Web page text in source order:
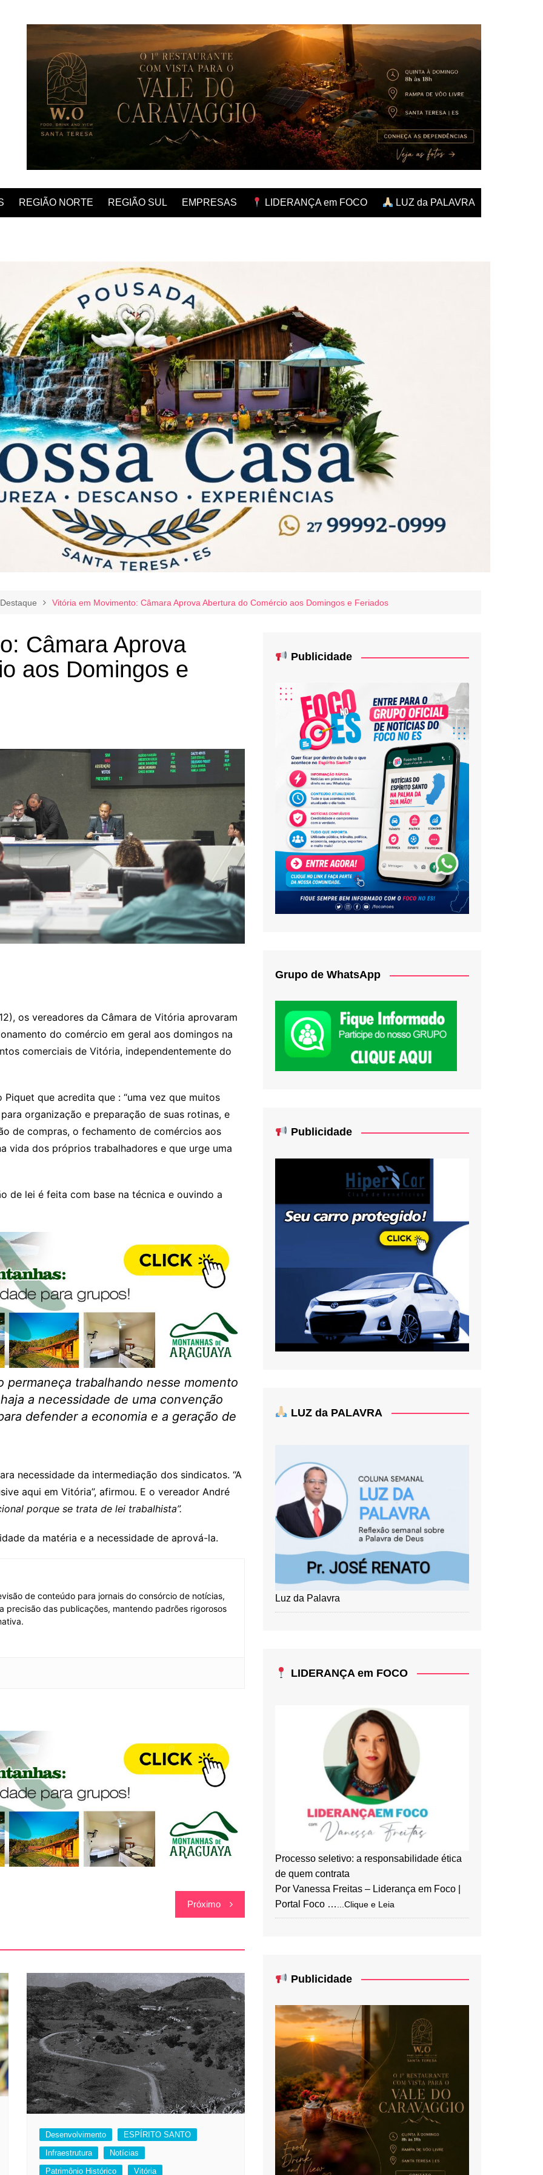
REGIÃO NORTE REGIÃO SUL EMPRESAS LIDERANÇA em FOCO LUZ da PALAVRA
Destaque Vitória em Movimento: Câmara Aprova Abertura do Comércio aos Domingos e Feriados
Câmara Aprova
aos Domingos e
os vereadores da Câmara de Vitória aprovaram
do comércio em geral aos domingos na
comerciais de Vitória, independentemente do
que acredita que : “uma vez que muitos
organização e preparação de suas rotinas, e
de compras, o fechamento de comércios aos
vida dos próprios trabalhadores e que urge uma
de lei é feita com base na técnica e ouvindo a
permaneça trabalhando nesse momento
a necessidade de uma convenção
defender a economia e a geração de
necessidade da intermediação dos sindicatos. “A
aqui em Vitória”, afirmou. E o vereador André
porque se trata de lei trabalhista”.
da matéria e a necessidade de aprová-la.
de conteúdo para jornais do consórcio de notícias,
precisão das publicações, mantendo padrões rigorosos
Próximo
Desenvolvimento
ESPÍRITO SANTO
Infraestrutura
Notícias
Patrimônio Histórico
Vitória
Publicidade
Grupo de WhatsApp
Publicidade
LUZ da PALAVRA
Luz da Palavra
LIDERANÇA em FOCO
Processo seletivo: a responsabilidade ética
de quem contrata
Por Vanessa Freitas – Liderança em Foco |
Portal Foco …
...Clique e Leia
Publicidade